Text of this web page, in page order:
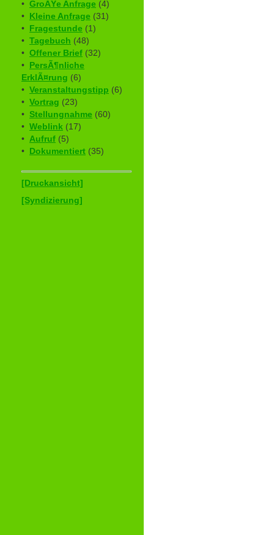
• GroÃŸe Anfrage (4)
• Kleine Anfrage (31)
• Fragestunde (1)
• Tagebuch (48)
• Offener Brief (32)
• PersÃ¶nliche
ErklÃ¤rung (6)
• Veranstaltungstipp (6)
• Vortrag (23)
• Stellungnahme (60)
• Weblink (17)
• Aufruf (5)
• Dokumentiert (35)
[Druckansicht]
[Syndizierung]